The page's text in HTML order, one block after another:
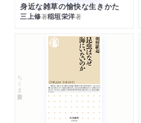
身近な雑草の愉快な生きかた
三上修著稲垣栄洋著
ちくま新書